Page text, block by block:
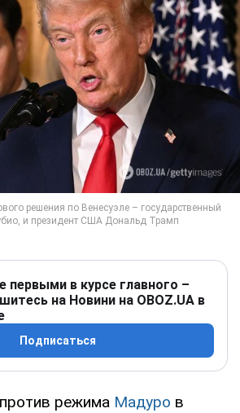
первыми в курсе главного –
на Новини на OBOZ.UA в
Подписаться
против режима Мадуро в